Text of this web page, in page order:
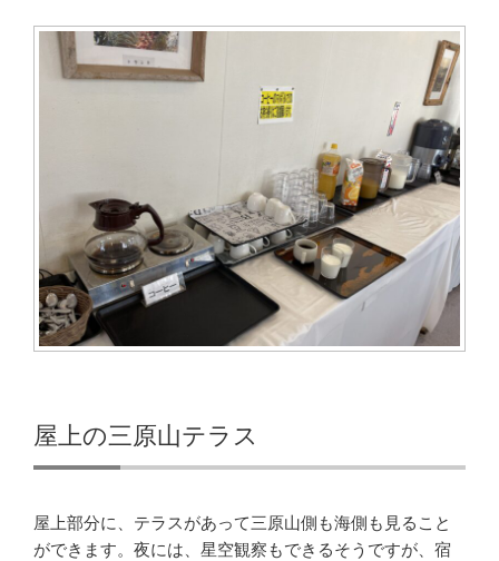
屋上の三原山テラス
屋上部分に、テラスがあって三原山側も海側も見ること
ができます。夜には、星空観察もできるそうですが、宿